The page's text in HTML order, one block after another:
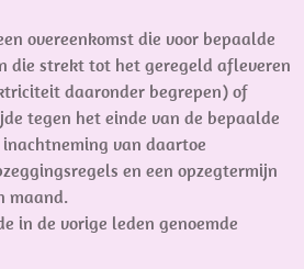
overeenkomst die voor bepaalde
die strekt tot het geregeld afleveren
daaronder begrepen) of
tegen het einde van de bepaalde
van daartoe
en een opzegtermijn
maand.
in de vorige leden genoemde